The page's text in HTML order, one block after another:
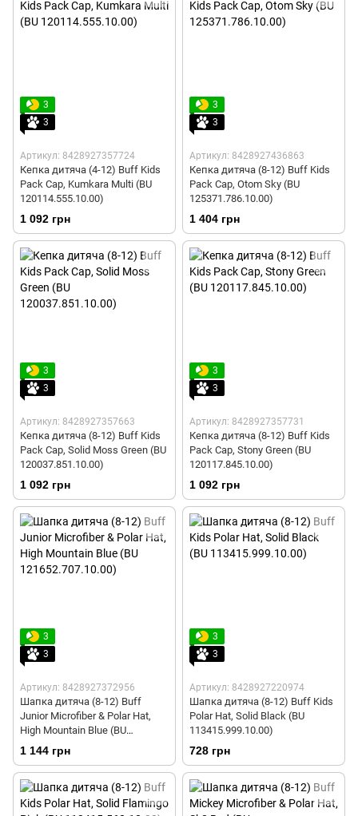
3
3
Артикул: 8428927357724
Кепка дитяча (4-12) Buff Kids
Pack Cap, Kumkara Multi (BU
120114.555.10.00)
1 092 грн
3
3
Артикул: 8428927436863
Кепка дитяча (8-12) Buff Kids
Pack Cap, Otom Sky (BU
125371.786.10.00)
1 404 грн
3
3
Артикул: 8428927357663
Кепка дитяча (8-12) Buff Kids
Pack Cap, Solid Moss Green (BU
120037.851.10.00)
1 092 грн
3
3
Артикул: 8428927357731
Кепка дитяча (8-12) Buff Kids
Pack Cap, Stony Green (BU
120117.845.10.00)
1 092 грн
3
3
Артикул: 8428927372956
Шапка дитяча (8-12) Buff
Junior Microfiber & Polar Hat,
High Mountain Blue (BU
121652.707.10.00)
1 144 грн
3
3
Артикул: 8428927220974
Шапка дитяча (8-12) Buff Kids
Polar Hat, Solid Black (BU
113415.999.10.00)
728 грн